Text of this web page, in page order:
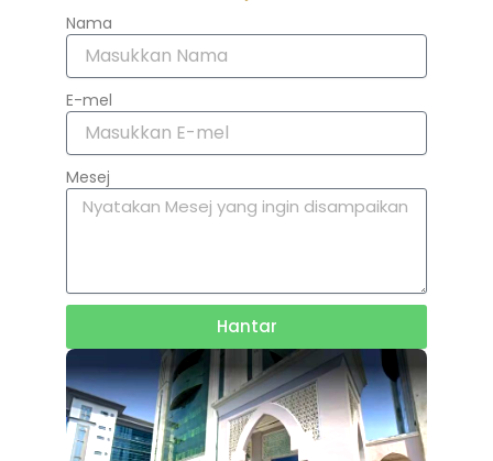
Nama
E-mel
Mesej
Hantar